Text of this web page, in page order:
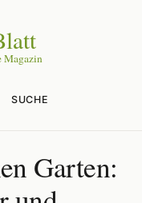
SUCHE
Garten: